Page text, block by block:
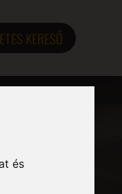
és
KERESŐ